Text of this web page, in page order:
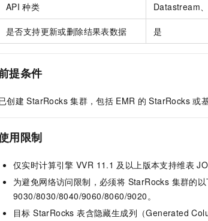
API 种类 Datastream
是否支持更新或删除结果表数据 是
提条件
创建 StarRocks 集群，包括 EMR 的 StarRocks 或
用限制
仅实时计算引擎 VVR 11.1 及以上版本支持维表
为避免网络访问限制，必须将 StarRocks 集群的
9030/8030/8040/9060/8060/9020。
目标 StarRocks 表含隐藏生成列（Generated
钟在聊天系统中增加一个 AI 助手
在企业官网、通讯软件中为客户提供 AI 客服
即刻拥有